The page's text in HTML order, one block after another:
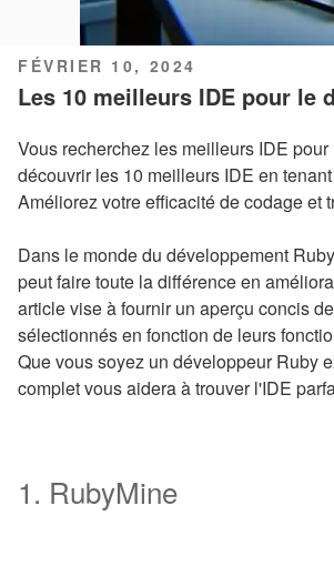
PUBLIÉ
LE
FÉVRIER 10, 2024
Les 10 meilleurs IDE pour le
Vous recherchez les meilleurs IDE
découvrir les 10 meilleurs IDE en
Améliorez votre efficacité de codage et
Dans le monde du développement
peut faire toute la différence en
article vise à fournir un aperçu concis
sélectionnés en fonction de leurs
Que vous soyez un développeur Ruby
complet vous aidera à trouver l'IDE
1. RubyMine